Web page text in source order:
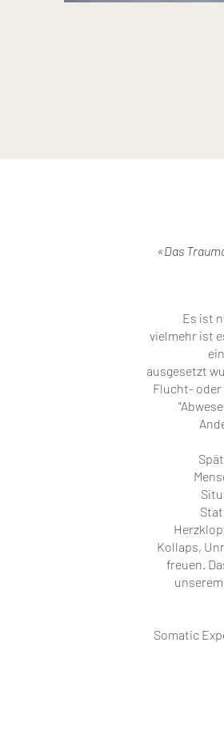
«Das
Es ist
vielmehr ist
ausgesetzt
Flucht- oder
Kollaps,
freuen.
Somatic